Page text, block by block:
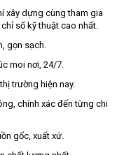
xây dựng cùng tham gia
số kỹ thuật cao nhất.
gọn sạch.
moi nơi, 24/7.
trường hiện nay.
chính xác đến từng chi
gốc, xuất xứ.